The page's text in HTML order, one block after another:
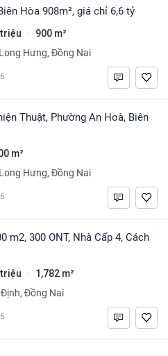
Hòa 908m², giá chỉ 6,6 tỷ
· 900 m²
Hưng, Đồng Nai
m²
Hưng, Đồng Nai
· 1,782 m²
Đồng Nai